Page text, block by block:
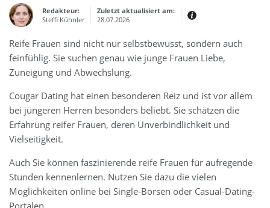
Redakteur:
Steffi Kühnler
Zuletzt aktualisiert am:
28.07.2026
Thema:
Erfahrungen:
Produkt- und Kategorietexte sowie
Mein Werdegang ist relativ bunt,
denn ich habe zuerst eine praktische
Ausbildung in Elektrotechnik
abgeschlossen und später noch ein
IT-Studium an der Fachhochschule
draufgelegt.
Reife Frauen sind nicht nur selbstbewusst, sondern auch
feinfühlig. Sie suchen genau wie junge Frauen Liebe,
Zuneigung und Abwechslung.
Cougar Dating hat einen besonderen Reiz und ist vor allem
bei jüngeren Herren besonders beliebt. Sie schätzen die
Erfahrung reifer Frauen, deren Unverbindlichkeit und
Vielseitigkeit.
Auch Sie können faszinierende reife Frauen für aufregende
Stunden kennenlernen. Nutzen Sie dazu die vielen
Möglichkeiten online bei Single-Börsen oder Casual-Dating-
Portalen.